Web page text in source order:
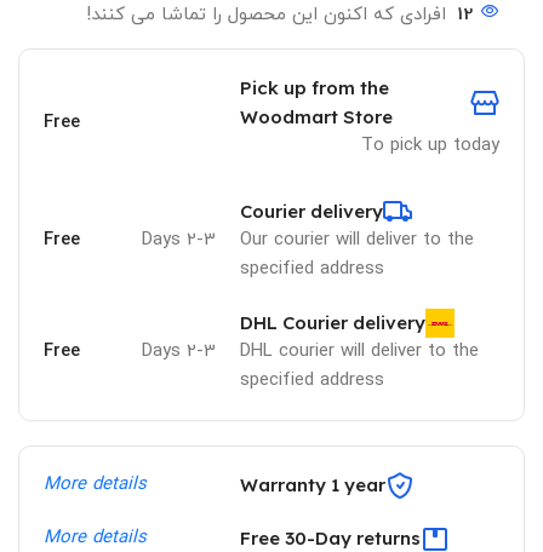
12 افرادی که اکنون این محصول را تماشا می کنند!
Pick up from the
Woodmart Store
To pick up today
Free
Courier delivery
Our courier will deliver to the
specified address
2-3 Days
Free
DHL Courier delivery
DHL courier will deliver to the
specified address
2-3 Days
Free
Warranty 1 year
More details
Free 30-Day returns
More details